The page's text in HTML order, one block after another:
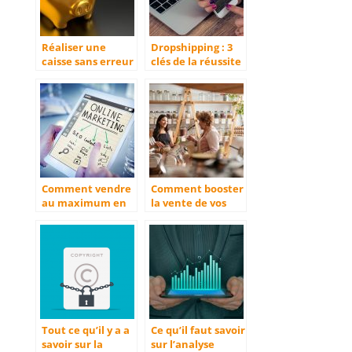
Réaliser une
caisse sans erreur
de pièce
Dropshipping : 3
clés de la réussite
Comment vendre
au maximum en
Comment booster
la vente de vos
Tout ce qu’il y a a
savoir sur la
Ce qu’il faut savoir
sur l’analyse